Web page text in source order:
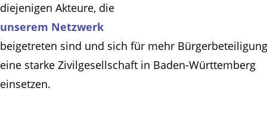
diejenigen Akteure, die
unserem Netzwerk
beigetreten sind und sich für mehr
eine starke Zivilgesellschaft in Baden-Württemberg
einsetzen.